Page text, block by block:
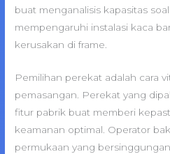
buat menganalisis kapasitas
mempengaruhi instalasi kaca
kerusakan di frame.
Pemilihan perekat adalah cara
pemasangan. Perekat yang
fitur pabrik buat memberi
keamanan optimal. Operator
permukaan yang